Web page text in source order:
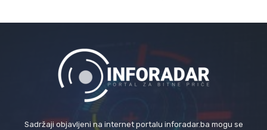
Sadržaji objavljeni na internet portalu inforadar.ba mogu se